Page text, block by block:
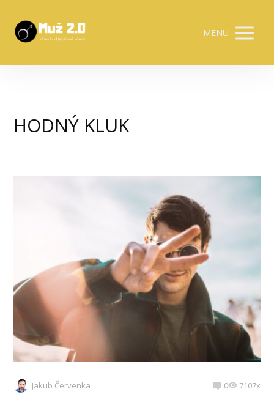
MENU
HODNÝ KLUK
Jakub Červenka 0 7107x